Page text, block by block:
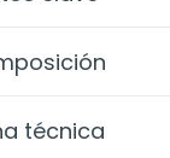
técnica